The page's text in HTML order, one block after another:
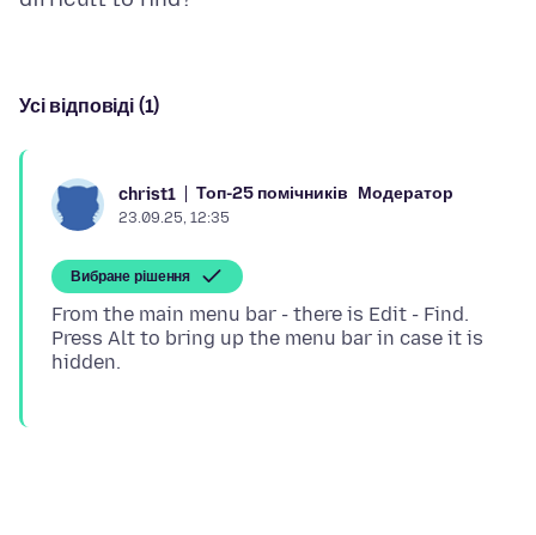
Усі відповіді (1)
christ1 Топ-25 помічників Модератор
23.09.25, 12:35
Вибране рішення
From the main menu bar - there is Edit - Find.
Press Alt to bring up the menu bar in case it is